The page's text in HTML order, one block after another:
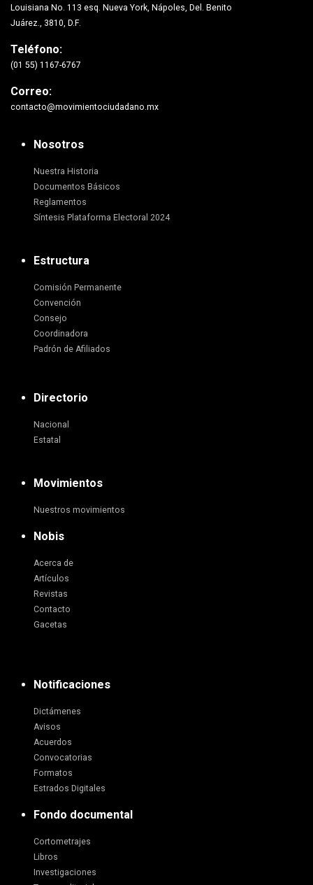
Louisiana No. 113 esq. Nueva York, Nápoles, Del. Benito
Juárez., 3810, D.F.
Teléfono:
(01 55) 1167-6767
Correo:
contacto@movimientociudadano.mx
Nosotros
Nuestra Historia
Documentos Básicos
Reglamentos
Síntesis Plataforma Electoral 2024
Estructura
Comisión Permanente
Convención
Consejo
Coordinadora
Padrón de Afiliados
Directorio
Nacional
Estatal
Movimientos
Nuestros movimientos
Nobis
Acerca de
Artículos
Revistas
Contacto
Gacetas
Notificaciones
Dictámenes
Avisos
Acuerdos
Convocatorias
Formatos
Estrados Digitales
Fondo documental
Cortometrajes
Libros
Investigaciones